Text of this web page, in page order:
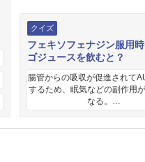
クイズ
フェキソフェナジン服用
ゴジュースを飲むと？
腸管からの吸収が促進されて
するため、眠気などの副作用
なる。…